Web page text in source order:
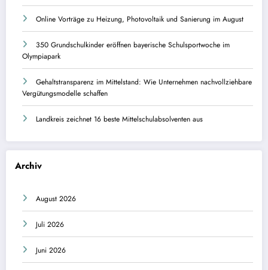
Online Vorträge zu Heizung, Photovoltaik und Sanierung im August
350 Grundschulkinder eröffnen bayerische Schulsportwoche im
Olympiapark
Gehaltstransparenz im Mittelstand: Wie Unternehmen nachvollziehbare
Vergütungsmodelle schaffen
Landkreis zeichnet 16 beste Mittelschulabsolventen aus
Archiv
August 2026
Juli 2026
Juni 2026